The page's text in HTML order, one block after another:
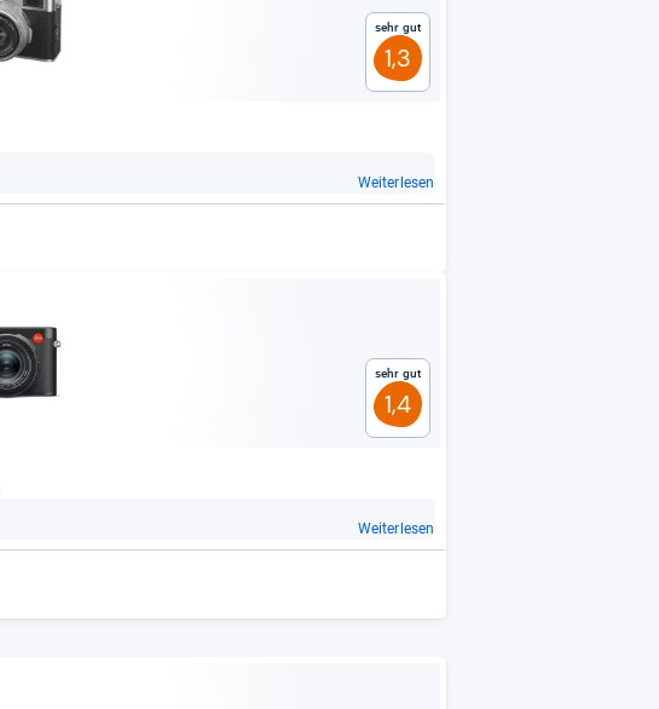
Sehr gut
1,3
Weiterlesen
Sehr gut
1,4
Weiterlesen